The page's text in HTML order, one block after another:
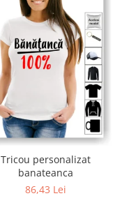
Tricou personalizat
banateanca
86,43 Lei